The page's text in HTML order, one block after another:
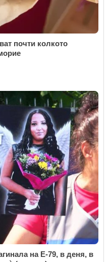
почти колкото
на Е-79, в деня, в